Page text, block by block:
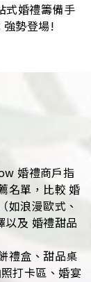
式婚禮籌備手
強勢登場!
婚禮商戶指
名單，比較 婚
如浪漫歐式、
以及 婚禮甜品
禮盒、甜品桌
打卡區、婚宴